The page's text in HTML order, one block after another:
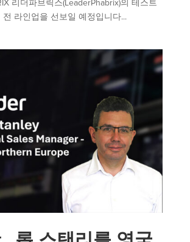
리더파브릭스(LeaderPhabrix)의 테스트
라인업을 선보일 예정입니다...